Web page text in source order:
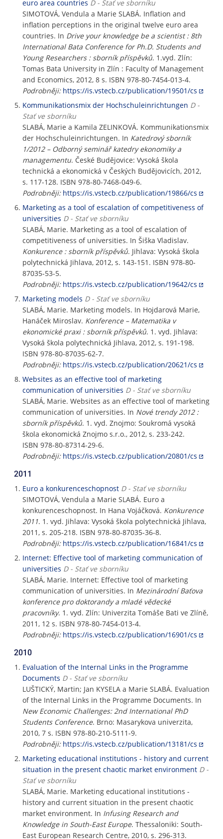
euro area countries D - Stať ve sborníku
SIMOTOVÁ, Vendula a Marie SLABÁ. Inflation and
inflation perceptions in the original twelve euro area
countries. In Drive your knowledge be a scientist : 8th
International Bata Conference for Ph.D. Students and
Young Researchers : sborník příspěvků. 1.vyd. Zlín:
Tomas Bata University in Zlín : Faculty of Management
and Economics, 2012, 8 s. ISBN 978-80-7454-013-4.
Podrobněji: https://is.vstecb.cz/publication/19501/cs
Kommunikationsmix der Hochschuleinrichtungen D -
Stať ve sborníku
SLABÁ, Marie a Kamila ZELINKOVÁ. Kommunikationsmix
der Hochschuleinrichtungen. In Katedrový sborník
1/2012 – Odborný seminář katedry ekonomiky a
managementu. České Budějovice: Vysoká škola
technická a ekonomická v Českých Budějovicích, 2012,
s. 117-128. ISBN 978-80-7468-049-6.
Podrobněji: https://is.vstecb.cz/publication/19866/cs
Marketing as a tool of escalation of competitiveness of
universities D - Stať ve sborníku
SLABÁ, Marie. Marketing as a tool of escalation of
competitiveness of universities. In Šiška Vladislav.
Konkurence : sborník příspěvků. Jihlava: Vysoká škola
polytechnická Jihlava, 2012, s. 143-151. ISBN 978-80-
87035-53-5.
Podrobněji: https://is.vstecb.cz/publication/19642/cs
Marketing models D - Stať ve sborníku
SLABÁ, Marie. Marketing models. In Hojdarová Marie,
Hanáček Miroslav. Konference – Matematika v
ekonomické praxi : sborník příspěvků. 1. vyd. Jihlava:
Vysoká škola polytechnická Jihlava, 2012, s. 191-198.
ISBN 978-80-87035-62-7.
Podrobněji: https://is.vstecb.cz/publication/20621/cs
Websites as an effective tool of marketing
communication of universities D - Stať ve sborníku
SLABÁ, Marie. Websites as an effective tool of marketing
communication of universities. In Nové trendy 2012 :
sborník příspěvků. 1. vyd. Znojmo: Soukromá vysoká
škola ekonomická Znojmo s.r.o., 2012, s. 233-242.
ISBN 978-80-87314-29-6.
Podrobněji: https://is.vstecb.cz/publication/20801/cs
2011
Euro a konkurenceschopnost D - Stať ve sborníku
SIMOTOVÁ, Vendula a Marie SLABÁ. Euro a
konkurenceschopnost. In Hana Vojáčková. Konkurence
2011. 1. vyd. Jihlava: Vysoká škola polytechnická Jihlava,
2011, s. 205-218. ISBN 978-80-87035-36-8.
Podrobněji: https://is.vstecb.cz/publication/16841/cs
Internet: Effective tool of marketing communication of
universities D - Stať ve sborníku
SLABÁ, Marie. Internet: Effective tool of marketing
communication of universities. In Mezinárodní Baťova
konference pro doktorandy a mladé vědecké
pracovníky. 1. vyd. Zlín: Univerzita Tomáše Bati ve Zlíně,
2011, 12 s. ISBN 978-80-7454-013-4.
Podrobněji: https://is.vstecb.cz/publication/16901/cs
2010
Evaluation of the Internal Links in the Programme
Documents D - Stať ve sborníku
LUŠTICKÝ, Martin; Jan KYSELA a Marie SLABÁ. Evaluation
of the Internal Links in the Programme Documents. In
New Economic Challenges: 2nd International PhD
Students Conference. Brno: Masarykova univerzita,
2010, 7 s. ISBN 978-80-210-5111-9.
Podrobněji: https://is.vstecb.cz/publication/13181/cs
Marketing educational institutions - history and current
situation in the present chaotic market environment D -
Stať ve sborníku
SLABÁ, Marie. Marketing educational institutions -
history and current situation in the present chaotic
market environment. In Infusing Research and
Knowledge in South-East Europe. Thessaloniki: South-
East European Research Centre, 2010, s. 296-313.